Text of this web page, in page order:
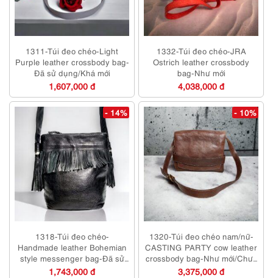
1311-Túi đeo chéo-Light
Purple leather crossbody bag-
Đã sử dụng/Khá mới
1,607,000 đ
1332-Túi đeo chéo-JRA
Ostrich leather crossbody
bag-Như mới
4,038,000 đ
- 14%
1318-Túi đeo chéo-
Handmade leather Bohemian
style messenger bag-Đã sử
dụng/Khá sạch
1,743,000 đ
- 10%
1320-Túi đeo chéo nam/nữ-
CASTING PARTY cow leather
crossbody bag-Như mới/Chưa
sử dụng
3,375,000 đ